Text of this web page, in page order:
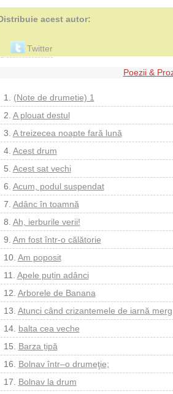
acest autor:
Twitter
Poezii &
(Note de drumetie) 1
A plouat destul
A treizecea noapte fară lună
Acest drum
Acest sat vechi
Acum, podul suspendat
Adânc în toamnă
Ah, ierburile verii!
Am fost într-o călătorie
Am poposit
Apele puțin adânci
Arborele de Banana
Atunci când crizantemele de iarnă merg
balta cea veche
Barza țipă
Bolnav într–o drumeţie;
Bolnav la drum